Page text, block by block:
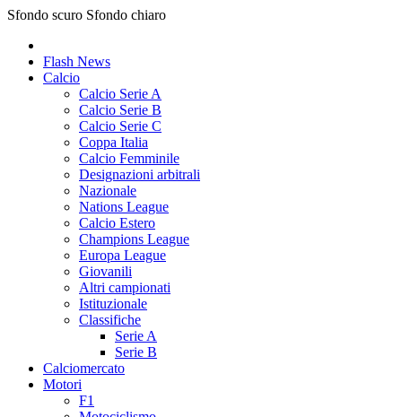
Sfondo scuro Sfondo chiaro
Flash News
Calcio
Calcio Serie A
Calcio Serie B
Calcio Serie C
Coppa Italia
Calcio Femminile
Designazioni arbitrali
Nazionale
Nations League
Calcio Estero
Champions League
Europa League
Giovanili
Altri campionati
Istituzionale
Classifiche
Serie A
Serie B
Calciomercato
Motori
F1